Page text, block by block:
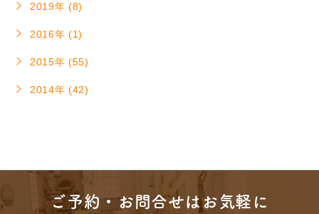
2019年 (8)
2016年 (1)
2015年 (55)
2014年 (42)
ご予約・お問合せはお気軽に